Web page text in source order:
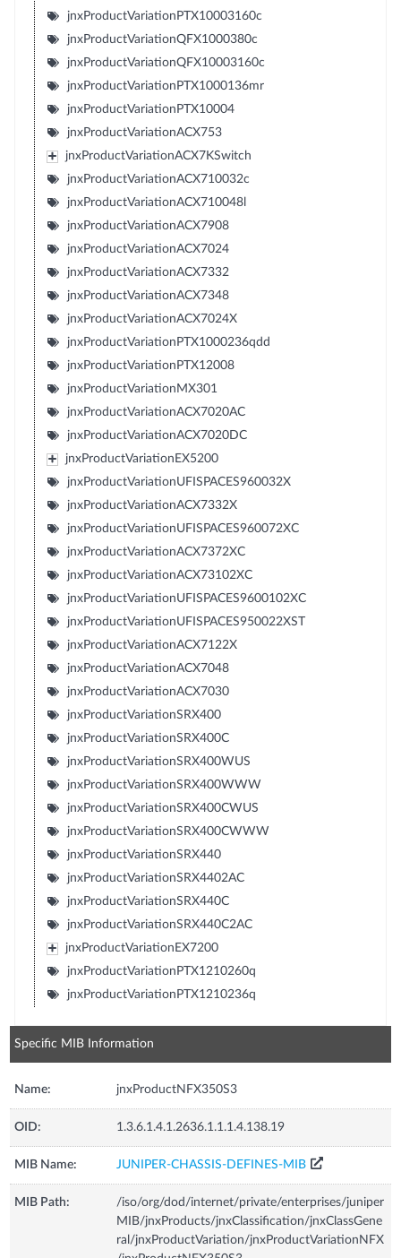
jnxProductVariationPTX10003160c
jnxProductVariationQFX1000380c
jnxProductVariationQFX10003160c
jnxProductVariationPTX1000136mr
jnxProductVariationPTX10004
jnxProductVariationACX753
jnxProductVariationACX7KSwitch
jnxProductVariationACX710032c
jnxProductVariationACX710048l
jnxProductVariationACX7908
jnxProductVariationACX7024
jnxProductVariationACX7332
jnxProductVariationACX7348
jnxProductVariationACX7024X
jnxProductVariationPTX1000236qdd
jnxProductVariationPTX12008
jnxProductVariationMX301
jnxProductVariationACX7020AC
jnxProductVariationACX7020DC
jnxProductVariationEX5200
jnxProductVariationUFISPACES960032X
jnxProductVariationACX7332X
jnxProductVariationUFISPACES960072XC
jnxProductVariationACX7372XC
jnxProductVariationACX73102XC
jnxProductVariationUFISPACES9600102XC
jnxProductVariationUFISPACES950022XST
jnxProductVariationACX7122X
jnxProductVariationACX7048
jnxProductVariationACX7030
jnxProductVariationSRX400
jnxProductVariationSRX400C
jnxProductVariationSRX400WUS
jnxProductVariationSRX400WWW
jnxProductVariationSRX400CWUS
jnxProductVariationSRX400CWWW
jnxProductVariationSRX440
jnxProductVariationSRX4402AC
jnxProductVariationSRX440C
jnxProductVariationSRX440C2AC
jnxProductVariationEX7200
jnxProductVariationPTX1210260q
jnxProductVariationPTX1210236q
Specific MIB Information
Name: jnxProductNFX350S3
OID: 1.3.6.1.4.1.2636.1.1.1.4.138.19
MIB Name: JUNIPER-CHASSIS-DEFINES-MIB
MIB Path:
/iso/org/dod/internet/private/enterprises/juniper
MIB/jnxProducts/jnxClassification/jnxClassGene
ral/jnxProductVariation/jnxProductVariationNFX